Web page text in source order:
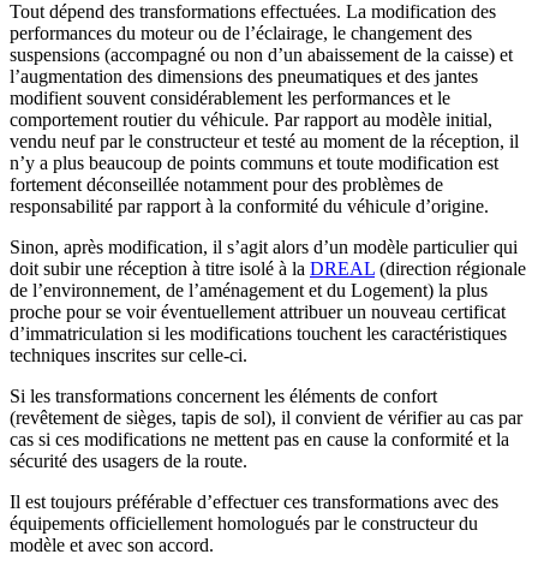
Tout dépend des transformations effectuées. La modification des
performances du moteur ou de l’éclairage, le changement des
suspensions (accompagné ou non d’un abaissement de la caisse) et
l’augmentation des dimensions des pneumatiques et des jantes
modifient souvent considérablement les performances et le
comportement routier du véhicule. Par rapport au modèle initial,
vendu neuf par le constructeur et testé au moment de la réception, il
n’y a plus beaucoup de points communs et toute modification est
fortement déconseillée notamment pour des problèmes de
responsabilité par rapport à la conformité du véhicule d’origine.
Sinon, après modification, il s’agit alors d’un modèle particulier qui
doit subir une réception à titre isolé à la DREAL (direction régionale
de l’environnement, de l’aménagement et du Logement) la plus
proche pour se voir éventuellement attribuer un nouveau certificat
d’immatriculation si les modifications touchent les caractéristiques
techniques inscrites sur celle-ci.
Si les transformations concernent les éléments de confort
(revêtement de sièges, tapis de sol), il convient de vérifier au cas par
cas si ces modifications ne mettent pas en cause la conformité et la
sécurité des usagers de la route.
Il est toujours préférable d’effectuer ces transformations avec des
équipements officiellement homologués par le constructeur du
modèle et avec son accord.